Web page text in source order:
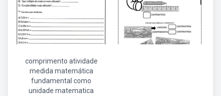
comprimento atividade
medida matemática
fundamental como
unidade matematica